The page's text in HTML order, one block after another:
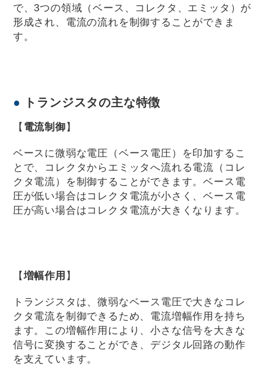
で、3つの領域（ベース、コレクタ、エミッタ）が
形成され、電流の流れを制御することができま
す。
トランジスタの主な特徴
【 電流制御】
ベースに微弱な電圧（ベース電圧）を印加するこ
とで、コレクタからエミッタへ流れる電流（コレ
クタ電流）を制御することができます。ベース電
圧が低い場合はコレクタ電流が小さく、ベース電
圧が高い場合はコレクタ電流が大きくなります。
【増幅作用 】
トランジスタは、微弱なベース電圧で大きなコレ
クタ電流を制御できるため、電流増幅作用を持ち
ます。この増幅作用により、小さな信号を大きな
信号に変換することができ、デジタル回路の動作
を支えています。